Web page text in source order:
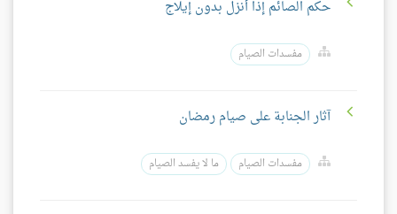
حكم الصائم إذا أنزل بدون إيلاج
مفسدات الصيام
آثار الجنابة على صيام رمضان
مفسدات الصيام ما لا يفسد الصيام